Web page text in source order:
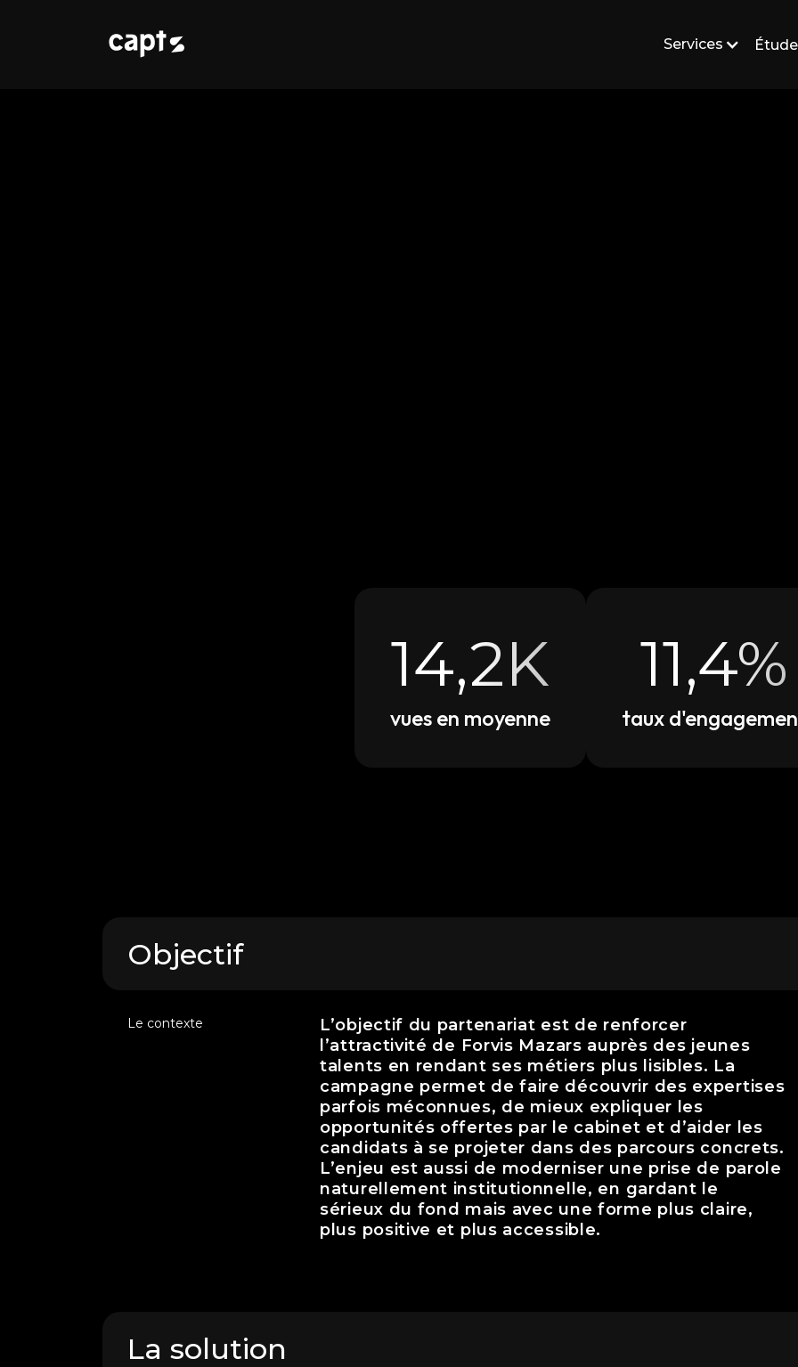
Services
14,2K
vues en moyenne
11,4%
taux
Objectif
Le contexte
L’objectif du partenariat est de renforcer
l’attractivité de Forvis Mazars auprès des jeunes
talents en rendant ses métiers plus lisibles. La
campagne permet de faire découvrir des expertises
parfois méconnues, de mieux expliquer les
opportunités offertes par le cabinet et d’aider les
candidats à se projeter dans des parcours concrets.
L’enjeu est aussi de moderniser une prise de parole
naturellement institutionnelle, en gardant le
sérieux du fond mais avec une forme plus claire,
plus positive et plus accessible.
La solution